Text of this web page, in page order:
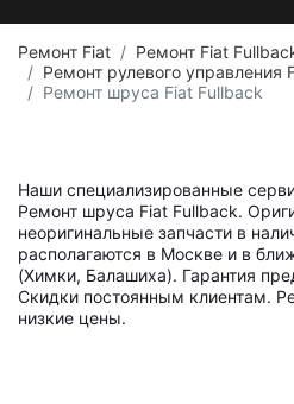
Ремонт Fiat
Ремонт Fiat
Ремонт рулевого управления
Ремонт шруса Fiat Fullback
Наши специализированные
Ремонт шруса Fiat Fullback.
неоригинальные запчасти в
располагаются в Москве и в
(Химки, Балашиха). Гарантия
Скидки постоянным клиентам.
низкие цены.